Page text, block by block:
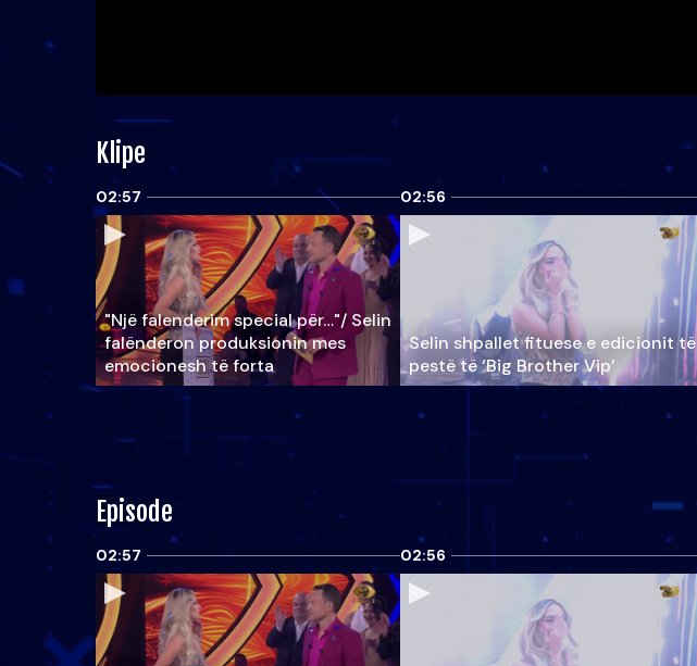
Klipe
02:57
"Një falenderim special për…"/ Selin
falënderon produksionin mes
emocionesh të forta
02:56
Selin shpallet fituese e edicionit të
pestë të ‘Big Brother Vip’
Episode
02:57 02:56